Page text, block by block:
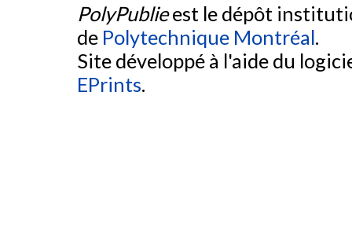
PolyPublieest le dépôt
de Polytechnique Montréal.
Site développé à l'aide du
EPrints.